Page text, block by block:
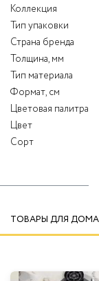
Коллекция
Тип упаковки
Страна бренда
Толщина, мм
Тип материала
Формат, см
Цветовая палитра
Цвет
Сорт
ТОВАРЫ ДЛЯ ДОМА